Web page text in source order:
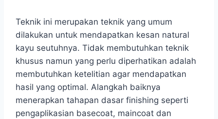
Teknik ini merupakan teknik yang umum
dilakukan untuk mendapatkan kesan natural
kayu seutuhnya. Tidak membutuhkan teknik
khusus namun yang perlu diperhatikan adalah
membutuhkan ketelitian agar mendapatkan
hasil yang optimal. Alangkah baiknya
menerapkan tahapan dasar finishing seperti
pengaplikasian basecoat, maincoat dan